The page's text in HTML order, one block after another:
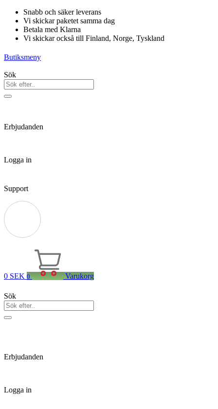
Hoppa
innehåll
Snabb och säker leverans
Vi skickar paketet samma dag
Betala med Klarna
Vi skickar också till Finland, Norge, Tyskland
Butiksmeny
Sök
Erbjudanden
Logga in
Support
0 SEK 0 Varukorg
Sök
Erbjudanden
Logga in